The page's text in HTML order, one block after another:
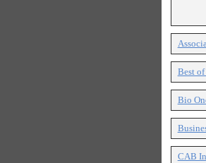
Best of
Bio
CAB